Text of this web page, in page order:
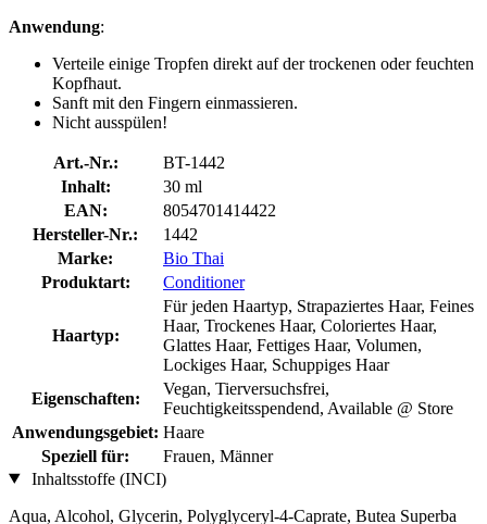
Anwendung:
Verteile einige Tropfen direkt auf der trockenen oder feuchten
Kopfhaut.
Sanft mit den Fingern einmassieren.
Nicht ausspülen!
Art.-Nr.:
BT-1442
Inhalt:
30 ml
EAN:
8054701414422
Hersteller-Nr.:
1442
Marke:
Bio Thai
Produktart:
Conditioner
Haartyp:
Für jeden Haartyp, Strapaziertes Haar, Feines
Haar, Trockenes Haar, Coloriertes Haar,
Glattes Haar, Fettiges Haar, Volumen,
Lockiges Haar, Schuppiges Haar
Eigenschaften:
Vegan, Tierversuchsfrei,
Feuchtigkeitsspendend, Available @ Store
Anwendungsgebiet: Haare
Speziell für:
Frauen, Männer
Inhaltsstoffe (INCI)
Aqua, Alcohol, Glycerin, Polyglyceryl-4-Caprate, Butea Superba